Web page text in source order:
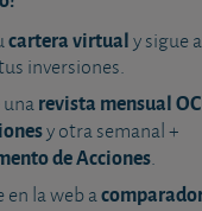
cartera virtualy sigue a
inversiones.
unarevista mensual
y otra semanal +
de Acciones.
en la web a